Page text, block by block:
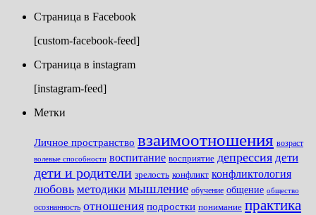
Страница в Facebook
[custom-facebook-feed]
Страница в instagram
[instagram-feed]
Метки
Личное пространство взаимоотношения возраст
волевые способности воспитание восприятие депрессия дети
дети и родители зрелость конфликт конфликтология
любовь методики мышление обучение общение общество
осознанность отношения подростки понимание практика